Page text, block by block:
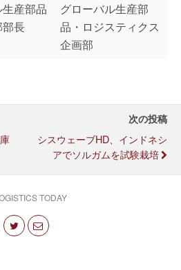
産部品
長
グローバル生産部
品・ロジスティクス
企画部
次の投稿
シスウェーブHD、インドネシ
アでソルガムを試験栽培
TODAY